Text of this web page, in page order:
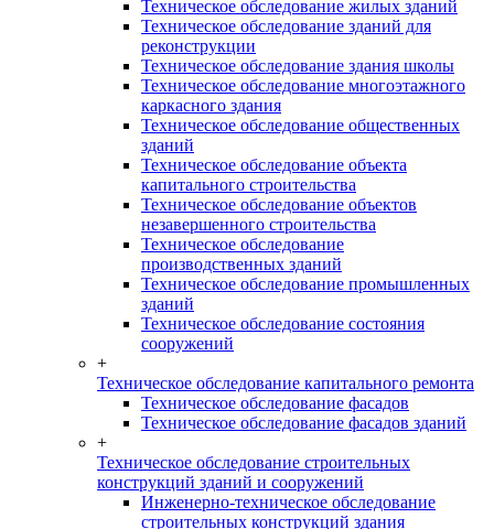
Техническое обследование жилых зданий
Техническое обследование зданий для
реконструкции
Техническое обследование здания школы
Техническое обследование многоэтажного
каркасного здания
Техническое обследование общественных
зданий
Техническое обследование объекта
капитального строительства
Техническое обследование объектов
незавершенного строительства
Техническое обследование
производственных зданий
Техническое обследование промышленных
зданий
Техническое обследование состояния
сооружений
+
Техническое обследование капитального ремонта
Техническое обследование фасадов
Техническое обследование фасадов зданий
+
Техническое обследование строительных
конструкций зданий и сооружений
Инженерно-техническое обследование
строительных конструкций здания